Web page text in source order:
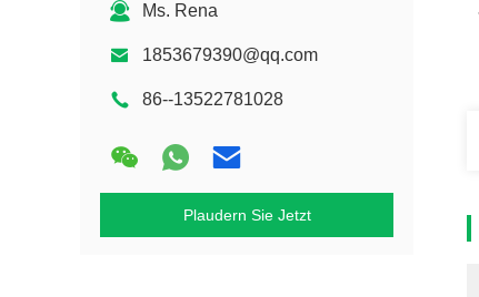
Ms. Rena
1853679390@qq.com
86--13522781028
Plaudern Sie Jetzt